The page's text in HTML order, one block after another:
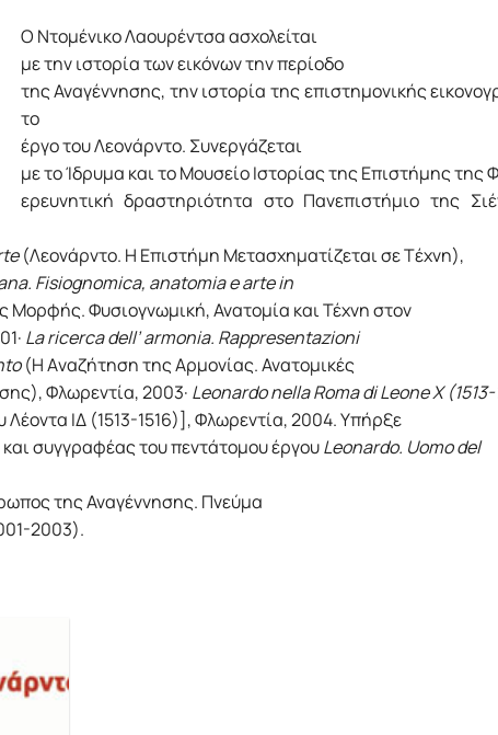
Ο Ντομένικο Λαουρέντσα ασχολείται
με την ιστορία των εικόνων την περίοδο
της Αναγέννησης, την ιστορία της επιστημονικής
το
έργο του Λεονάρντο. Συνεργάζεται
με το Ίδρυμα και το Μουσείο Ιστορίας της Επιστήμης της
ερευνητική δραστηριότητα στο Πανεπιστήμιο της
(Λεονάρντο. Η Eπιστήμη Mετασχηματίζεται σε Tέχνη),
Fisiognomica, anatomia e arte in
Φυσιογνωμική, Ανατομία και Τέχνη στον
La ricerca dell’ armonia. Rappresentazioni
(Η Aναζήτηση της Αρμονίας. Ανατομικές
Φλωρεντία, 2003· Leonardo nella Roma di Leone X (1513-
ΙΔ (1513-1516)], Φλωρεντία, 2004. Υπήρξε
συγγραφέας του πεντάτομου έργουLeonardo. Uomo del
της Αναγέννησης. Πνεύμα
2003).